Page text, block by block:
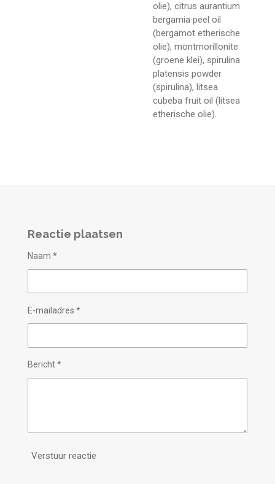
olie), citrus aurantium
bergamia peel oil
(bergamot etherische
olie), montmorillonite
(groene klei), spirulina
platensis powder
(spirulina), litsea
cubeba fruit oil (litsea
etherische olie).
Reactie plaatsen
Naam *
E-mailadres *
Bericht *
Verstuur reactie